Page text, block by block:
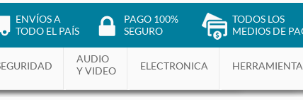
ENVÍOS A
TODO EL PAÍS
PAGO 100%
SEGURO
TODOS LOS
MEDIOS DE
AUDIO
Y VIDEO
ELECTRONICA